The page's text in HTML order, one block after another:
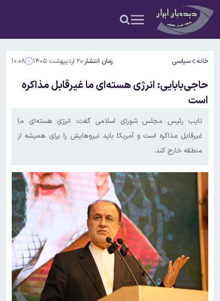
خانه سیاسی زمان انتشار:۲۰ اردیبهشت ۱۴۰۵ ۱۰:۰۸
حاجی‌بابایی: انرژی هسته‌ای ما غیرقابل مذاکره
است
نایب رئیس مجلس شورای اسلامی گفت: انرژی هسته‌ای ما
غیرقابل مذاکره است و آمریکا باید نیروهایش را برای همیشه از
منطقه خارج کند.